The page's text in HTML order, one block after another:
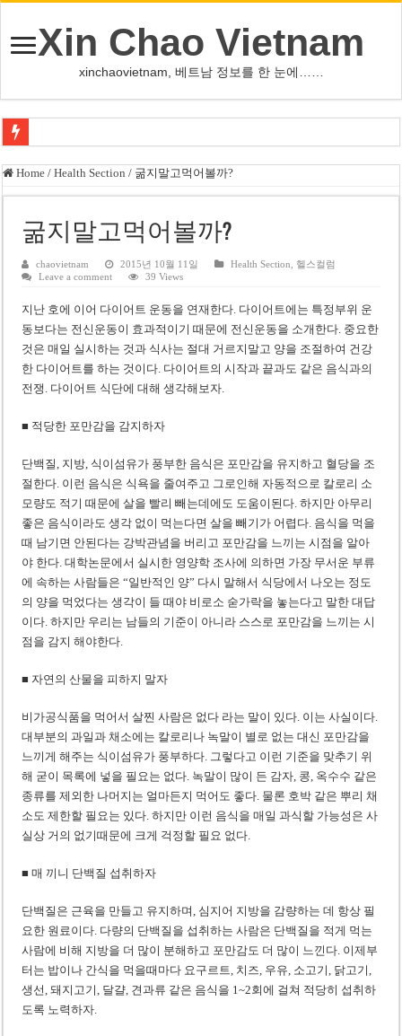
Xin Chao Vietnam
xinchaovietnam, 베트남 정보를 한 눈에……
쩐 타인 먼 베트남 국회의장 “외교 성과, 국가 위상 제고에 크게 기여”
싱가포르 하오마트, 마지막 프리미엄 매장 폐점… 적자·소송 악재 속 사업 축
베트남 은행 분기 순이익 1조 동 시대…비엣콤뱅크 등 5곳 돌파
팜 녓 브엉 빈그룹 회장 딸, 그룹 계열사 경영에 첫 등장
케펠, 투티엠 엠파이어시티 지분 전량 2억7000만 달러에 매각
베트남 MB은행, 2026년 수익 목표 자신…부동산 대출 비율 13% 고수
베트남주식 HAT, 15년 연속 현금 배당…주당 3,000동 지급
Home / Health Section / 굶지말고먹어볼까?
굶지말고먹어볼까?
chaovietnam 2015년 10월 11일 Health Section ,헬스컬럼
Leave a comment
39 Views
지난 호에 이어 다이어트 운동을 연재한다. 다이어트에는 특정부위 운
동보다는 전신운동이 효과적이기 때문에 전신운동을 소개한다. 중요한
것은 매일 실시하는 것과 식사는 절대 거르지말고 양을 조절하여 건강
한 다이어트를 하는 것이다. 다이어트의 시작과 끝과도 같은 음식과의
전쟁. 다이어트 식단에 대해 생각해보자.
■ 적당한 포만감을 감지하자
단백질, 지방, 식이섬유가 풍부한 음식은 포만감을 유지하고 혈당을 조
절한다. 이런 음식은 식욕을 줄여주고 그로인해 자동적으로 칼로리 소
모량도 적기 때문에 살을 빨리 빼는데에도 도움이된다. 하지만 아무리
좋은 음식이라도 생각 없이 먹는다면 살을 빼기가 어렵다. 음식을 먹을
때 남기면 안된다는 강박관념을 버리고 포만감을 느끼는 시점을 알아
야 한다. 대학논문에서 실시한 영양학 조사에 의하면 가장 무서운 부류
에 속하는 사람들은 “일반적인 양” 다시 말해서 식당에서 나오는 정도
의 양을 먹었다는 생각이 들 때야 비로소 숟가락을 놓는다고 말한 대답
이다. 하지만 우리는 남들의 기준이 아니라 스스로 포만감을 느끼는 시
점을 감지 해야한다.
■ 자연의 산물을 피하지 말자
비가공식품을 먹어서 살찐 사람은 없다 라는 말이 있다. 이는 사실이다.
대부분의 과일과 채소에는 칼로리나 녹말이 별로 없는 대신 포만감을
느끼게 해주는 식이섬유가 풍부하다. 그렇다고 이런 기준을 맞추기 위
해 굳이 목록에 넣을 필요는 없다. 녹말이 많이 든 감자, 콩, 옥수수 같은
종류를 제외한 나머지는 얼마든지 먹어도 좋다. 물론 호박 같은 뿌리 채
소도 제한할 필요는 있다. 하지만 이런 음식을 매일 과식할 가능성은 사
실상 거의 없기때문에 크게 걱정할 필요 없다.
■ 매 끼니 단백질 섭취하자
단백질은 근육을 만들고 유지하며, 심지어 지방을 감량하는 데 항상 필
요한 원료이다. 다량의 단백질을 섭취하는 사람은 단백질을 적게 먹는
사람에 비해 지방을 더 많이 분해하고 포만감도 더 많이 느낀다. 이제부
터는 밥이나 간식을 먹을때마다 요구르트, 치즈, 우유, 소고기, 닭고기,
생선, 돼지고기, 달걀, 견과류 같은 음식을 1~2회에 걸쳐 적당히 섭취하
도록 노력하자.